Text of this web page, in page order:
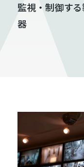
監視・制御す
器